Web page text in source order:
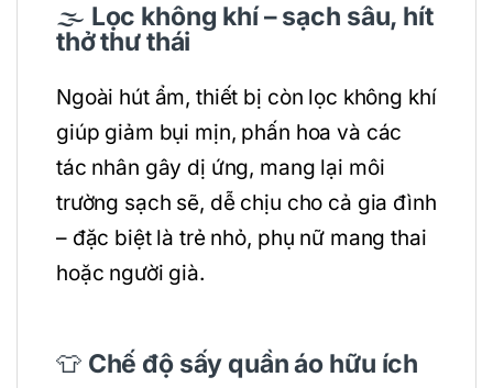
🌫️ Lọc không khí – sạch sâu, hít
thở thư thái
Ngoài hút ẩm, thiết bị còn lọc không khí
giúp giảm bụi mịn, phấn hoa và các
tác nhân gây dị ứng, mang lại môi
trường sạch sẽ, dễ chịu cho cả gia đình
– đặc biệt là trẻ nhỏ, phụ nữ mang thai
hoặc người già.
👕 Chế độ sấy quần áo hữu ích